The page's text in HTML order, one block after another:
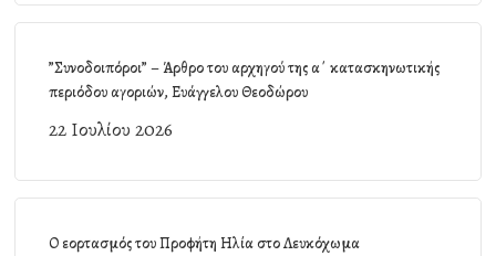
”Συνοδοιπόροι” – Άρθρο του αρχηγού της α΄ κατασκηνωτικής
περιόδου αγοριών, Ευάγγελου Θεοδώρου
22 Ιουλίου 2026
Ο εορτασμός του Προφήτη Ηλία στο Λευκόχωμα